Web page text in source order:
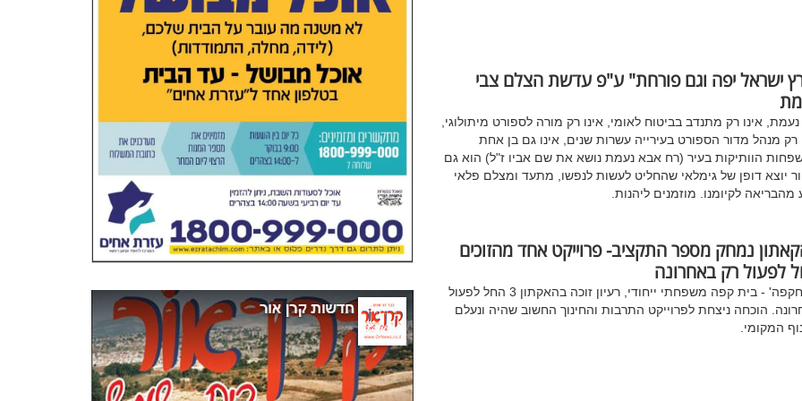
ישראל יפה וגם פורחת" ע"פ עדשת הצלם צבי
נעמת, אינו רק מתנדב בביטוח לאומי, אינו רק מורה לספורט מיתולוגי,
רק מנהל מדור הספורט בעירייה עשרות שנים, אינו גם בן אחת
הוותיקות בעיר (רח אבא נעמת נושא את שם אביו ז"ל) הוא גם
יוצא דופן של גימלאי שהחליט לעשות לנפשו, מתעד ומצלם פלאי
מהבריאה לקיומנו. מוזמנים ליהנות.
נמחק מספר התקציב- פרוייקט אחד מהזוכים
לפעול רק באחרונה
משחקפה' - בית קפה משפחתי ייחודי, רעיון זוכה בהאקתון 3 החל לפעול
הוכחה ניצחת לפרוייקט התרבות והחינוך החשוב שהיה ונעלם
המקומי.